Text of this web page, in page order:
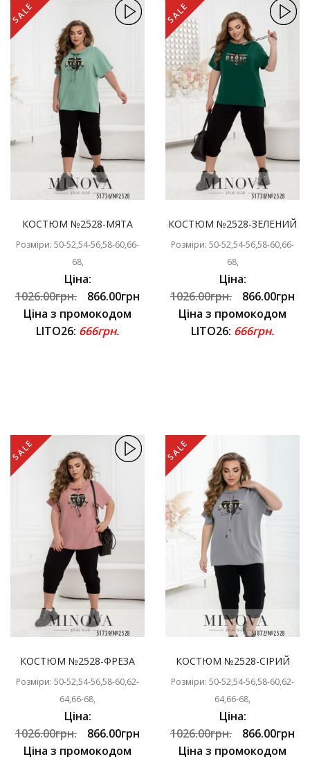
SALE
КОСТЮМ №2528-МЯТА
Розміри: 50-52,54-56,58-60,66-
68,
Ціна:
1026.00грн.
866.00грн
Ціна з промокодом
LITO26: 666грн.
SALE
КОСТЮМ №2528-ЗЕЛЕНИЙ
Розміри: 50-52,54-56,58-60,66-
68,
Ціна:
1026.00грн.
866.00грн
Ціна з промокодом
LITO26: 666грн.
SALE
КОСТЮМ №2528-ФРЕЗА
Розміри: 50-52,54-56,58-60,62-
64,66-68,
Ціна:
1026.00грн.
866.00грн
Ціна з промокодом
SALE
КОСТЮМ №2528-СІРИЙ
Розміри: 50-52,54-56,58-60,62-
64,66-68,
Ціна:
1026.00грн.
866.00грн
Ціна з промокодом